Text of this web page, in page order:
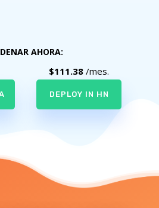
AHORA:
$111.38 /mes.
DEPLOY IN HN